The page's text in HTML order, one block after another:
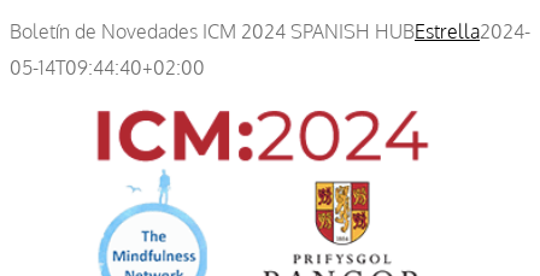
Boletín de Novedades ICM 2024 SPANISH HUBEstrella2024-
05-14T09:44:40+02:00